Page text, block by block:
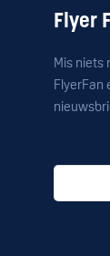
Flyer
Mis niets
FlyerFan